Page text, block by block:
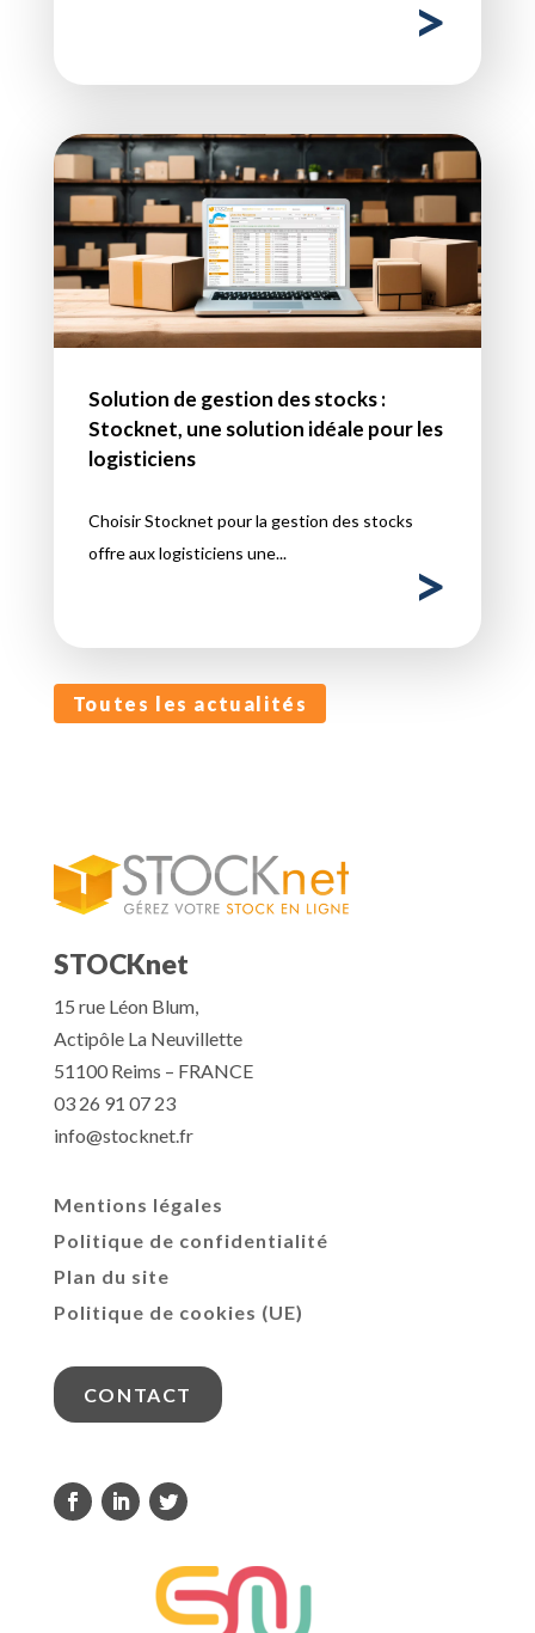
Solution de gestion des stocks :
Stocknet, une solution idéale pour les
logisticiens
Choisir Stocknet pour la gestion des stocks
offre aux logisticiens une...
Toutes les actualités
STOCKnet
15 rue Léon Blum,
Actipôle La Neuvillette
51100 Reims – FRANCE
03 26 91 07 23
info@stocknet.fr
Mentions légales
Politique de confidentialité
Plan du site
Politique de cookies (UE)
CONTACT